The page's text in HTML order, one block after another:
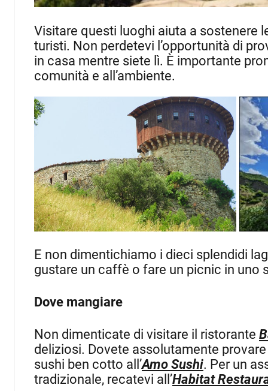
Visitare questi luoghi aiuta a sostenere
turisti. Non perdetevi l’opportunità di
in casa mentre siete lì. È importante
comunità e all’ambiente.
E non dimentichiamo i dieci splendidi
gustare un caffè o fare un picnic in uno
Dove mangiare
Non dimenticate di visitare il ristorante
deliziosi. Dovete assolutamente
sushi ben cotto all’Amo Sushi. Per un
tradizionale, recatevi all’Habitat